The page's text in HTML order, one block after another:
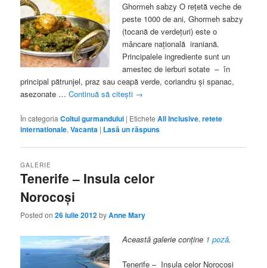
Ghormeh sabzy O reţetă veche de
peste 1000 de ani, Ghormeh sabzy
(tocană de verdeţuri) este o
mâncare naţională iraniană.
Principalele ingrediente sunt un
amestec de ierburi sotate – în
principal pătrunjel, praz sau ceapă verde, coriandru şi spanac,
asezonate …Continuă să citești →
În categoria Coltul gurmandului | Etichete All Inclusive,retete
internationale,Vacanta | Lasă un răspuns
Tenerife – Insula celor
Norocoşi
GALERIE
Posted on26 iulie 2012byAnne Mary
Această galerie conține 1 poză.
Tenerife – Insula celor Norocoşi